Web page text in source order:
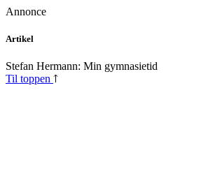
Annonce
Skip
content
Artikel
Stefan Hermann: Min gymnasietid
Til toppen